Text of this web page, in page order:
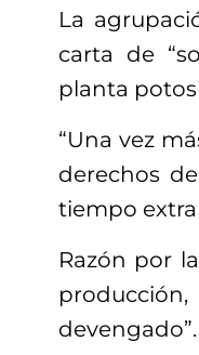
La
carta de
planta
“Una vez
derechos
tiempo extra
Razón por
devengado”.